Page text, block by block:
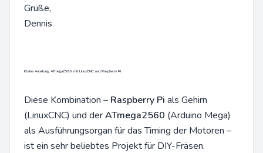
Grüße,
Dennis
Kleine Anleitung: ATmega2560 mit LinuxCNC und Raspberry Pi
Diese Kombination – Raspberry Pi als Gehirn
(LinuxCNC) und derATmega2560 (Arduino Mega)
als Ausführungsorgan für das Timing der Motoren –
ist ein sehr beliebtes Projekt für DIY-Fräsen.